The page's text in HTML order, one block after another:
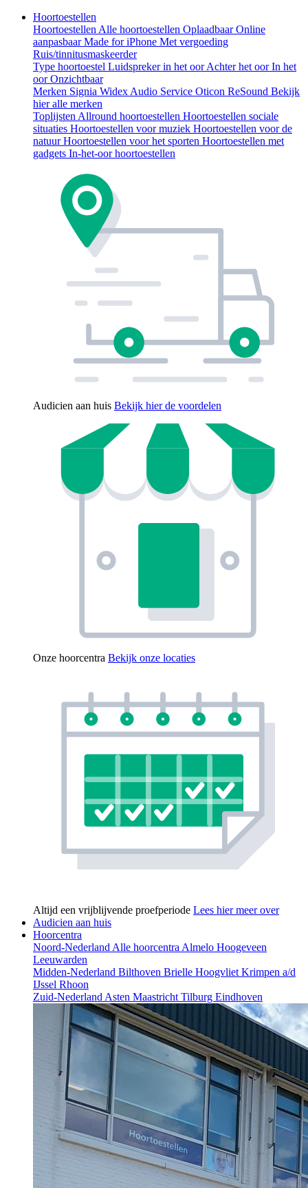
Hoortoestellen
Hoortoestellen Alle hoortoestellen OplaadbaarOnline
aanpasbaarMade for iPhone Met vergoeding
Ruis/tinnitusmaskeerder
Type hoortoestel Luidspreker in het oorAchter het oorIn het
oorOnzichtbaar
Merken Signia Widex Audio Service Oticon ReSound Bekijk
hier alle merken
Toplijsten Allround hoortoestellen Hoortoestellen sociale
situaties Hoortoestellen voor muziek Hoortoestellen voor de
natuurHoortoestellen voor het sporten Hoortoestellen met
gadgets In-het-oor hoortoestellen
Audicien aan huis Bekijk hier de voordelen
Onze hoorcentra Bekijk onze locaties
Altijd een vrijblijvende proefperiode Lees hier meer over
Audicien aan huis
Hoorcentra
Noord-Nederland Alle hoorcentra Almelo Hoogeveen
Leeuwarden
Midden-Nederland Bilthoven Brielle Hoogvliet Krimpen a/d
IJssel Rhoon
Zuid-Nederland Asten Maastricht Tilburg Eindhoven